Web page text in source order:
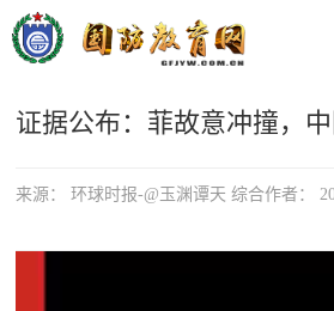
首
页
证据公布：菲故意冲撞，
来源： 环球时报-@玉渊谭天 综合作者：